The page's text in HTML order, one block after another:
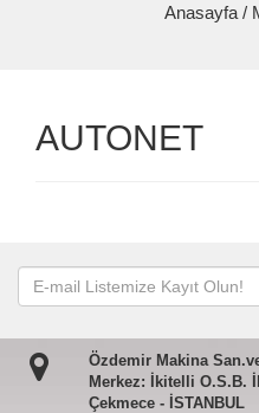
Anasayfa /
AUTONET
Özdemir Makina
Merkez: İkitelli O.S.B.
Çekmece - İSTANBUL